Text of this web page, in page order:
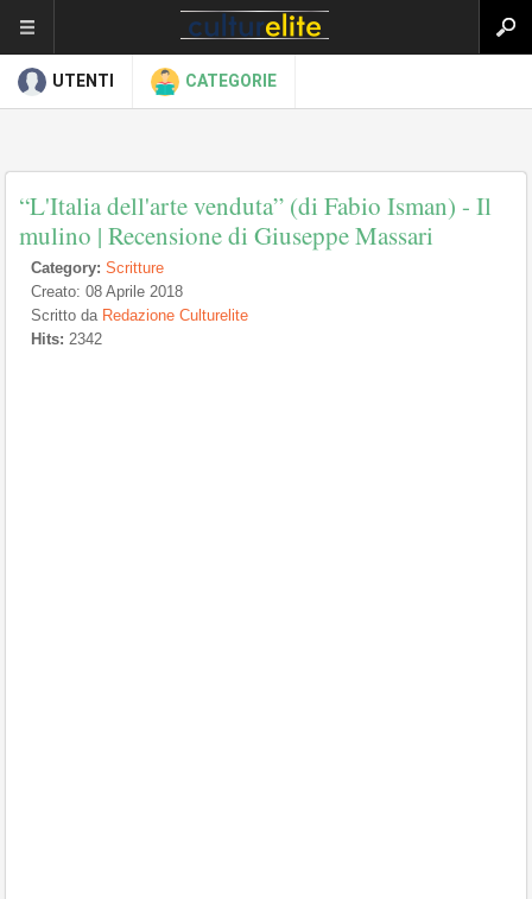
UTENTI CATEGORIE
“L'Italia dell'arte venduta” (di Fabio Isman) - Il
mulino | Recensione di Giuseppe Massari
Category: Scritture
Creato: 08 Aprile 2018
Scritto da Redazione Culturelite
Hits: 2342